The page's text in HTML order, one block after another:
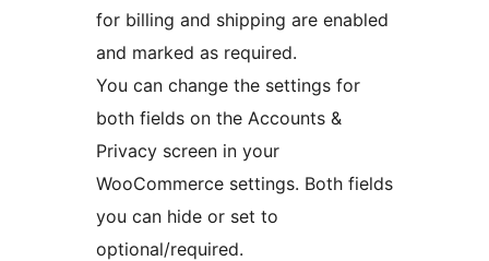
for billing and shipping are enabled
and marked as required.
You can change the settings for
both fields on the Accounts &
Privacy screen in your
WooCommerce settings. Both fields
you can hide or set to
optional/required.